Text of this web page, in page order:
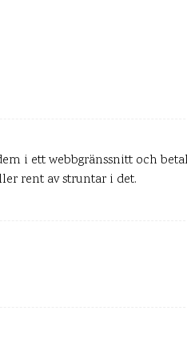
i ett webbgränssnitt och
rent av struntar i det.